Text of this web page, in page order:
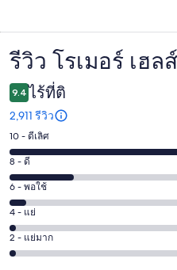
รีวิว
รีวิว โรเมอร์ เฮ
9.4 ไร้ที่ติ
2,911 รีวิว
คะแนน
10
-
ดี
เลิศ
2137
จาก
10 - ดีเลิศ
คะแนน
8
-
ดี
543
จาก
8 - ดี
คะแนน
6
-
พอใช้
135
6 - พอใช้
คะแนน
4
-
4 - แย่
คะแนน
2
2 - แย่มาก